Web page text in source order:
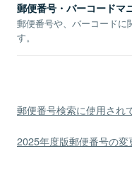
郵便番号・バーコードマ
郵便番号や、バーコードに
す。
郵便番号検索に使用され
2025年度版郵便番号の変